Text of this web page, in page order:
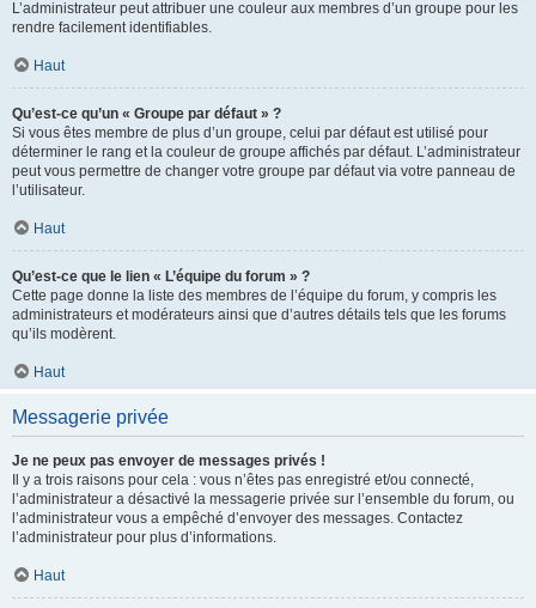
L’administrateur peut attribuer une couleur aux membres d’un groupe pour les
rendre facilement identifiables.
Haut
Qu’est-ce qu’un « Groupe par défaut » ?
Si vous êtes membre de plus d’un groupe, celui par défaut est utilisé pour
déterminer le rang et la couleur de groupe affichés par défaut. L’administrateur
peut vous permettre de changer votre groupe par défaut via votre panneau de
l’utilisateur.
Haut
Qu’est-ce que le lien « L’équipe du forum » ?
Cette page donne la liste des membres de l’équipe du forum, y compris les
administrateurs et modérateurs ainsi que d’autres détails tels que les forums
qu’ils modèrent.
Haut
Messagerie privée
Je ne peux pas envoyer de messages privés !
Il y a trois raisons pour cela : vous n’êtes pas enregistré et/ou connecté,
l’administrateur a désactivé la messagerie privée sur l’ensemble du forum, ou
l’administrateur vous a empêché d’envoyer des messages. Contactez
l’administrateur pour plus d’informations.
Haut